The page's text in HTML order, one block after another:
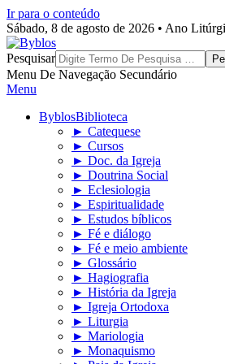
Ir para o conteúdo
Sábado, 8 de agosto de 2026 • Ano
Byblos
Pesquisar
Menu De Navegação Secundário
Menu
ByblosBiblioteca
► Catequese
► Cursos
► Doc. da Igreja
► Doutrina Social
► Eclesiologia
► Espiritualidade
► Estudos bíblicos
► Fé e diálogo
► Fé e meio ambiente
► Glossário
► Hagiografia
► História da Igreja
► Igreja Ortodoxa
► Liturgia
► Mariologia
► Monaquismo